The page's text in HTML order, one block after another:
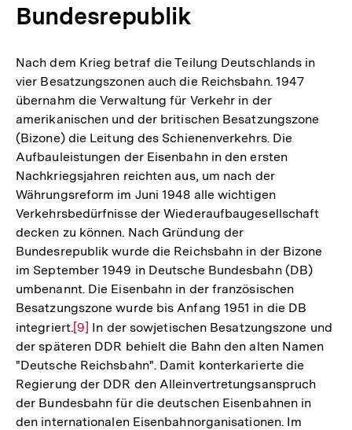
Bundesrepublik
Nach dem Krieg betraf die Teilung Deutschlands in
vier Besatzungszonen auch die Reichsbahn. 1947
übernahm die Verwaltung für Verkehr in der
amerikanischen und der britischen Besatzungszone
(Bizone) die Leitung des Schienenverkehrs. Die
Aufbauleistungen der Eisenbahn in den ersten
Nachkriegsjahren reichten aus, um nach der
Währungsreform im Juni 1948 alle wichtigen
Verkehrsbedürfnisse der Wiederaufbaugesellschaft
decken zu können. Nach Gründung der
Bundesrepublik wurde die Reichsbahn in der Bizone
im September 1949 in Deutsche Bundesbahn (DB)
umbenannt. Die Eisenbahn in der französischen
Besatzungszone wurde bis Anfang 1951 in die DB
integriert.Zur
Auflösung
der
Fußnote
[9] In der sowjetischen Besatzungszone und
der späteren DDR behielt die Bahn den alten Namen
"Deutsche Reichsbahn". Damit konterkarierte die
Regierung der DDR den Alleinvertretungsanspruch
der Bundesbahn für die deutschen Eisenbahnen in
den internationalen Eisenbahnorganisationen. Im